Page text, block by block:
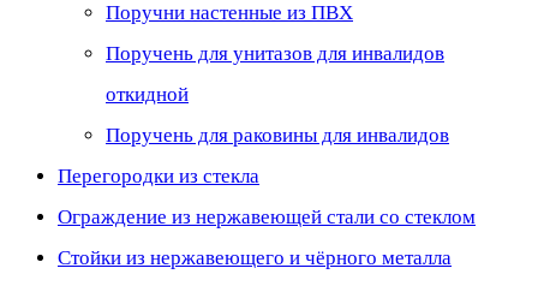
Поручни настенные из ПВХ
Поручень для унитазов для инвалидов
откидной
Поручень для раковины для инвалидов
Перегородки из стекла
Ограждение из нержавеющей стали со стеклом
Стойки из нержавеющего и чёрного металла